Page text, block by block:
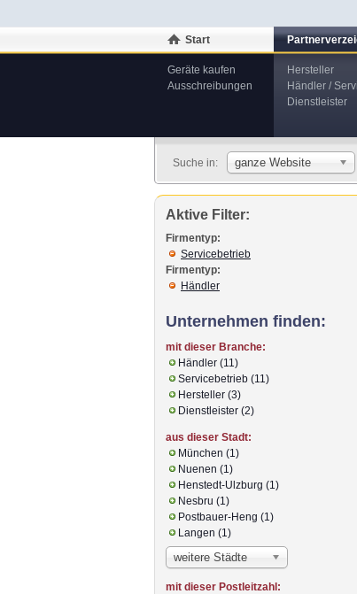
Start
Geräte kaufen
Ausschreibungen
Hersteller
Händler /
Dienstleister
Suche in: ganze Website
Aktive Filter:
Firmentyp:
Servicebetrieb
Firmentyp:
Händler
Unternehmen finden:
mit dieser Branche:
Händler (11)
Servicebetrieb (11)
Hersteller (3)
Dienstleister (2)
aus dieser Stadt:
München (1)
Nuenen (1)
Henstedt-Ulzburg (1)
Nesbru (1)
Postbauer-Heng (1)
Langen (1)
weitere Städte
mit dieser Postleitzahl: